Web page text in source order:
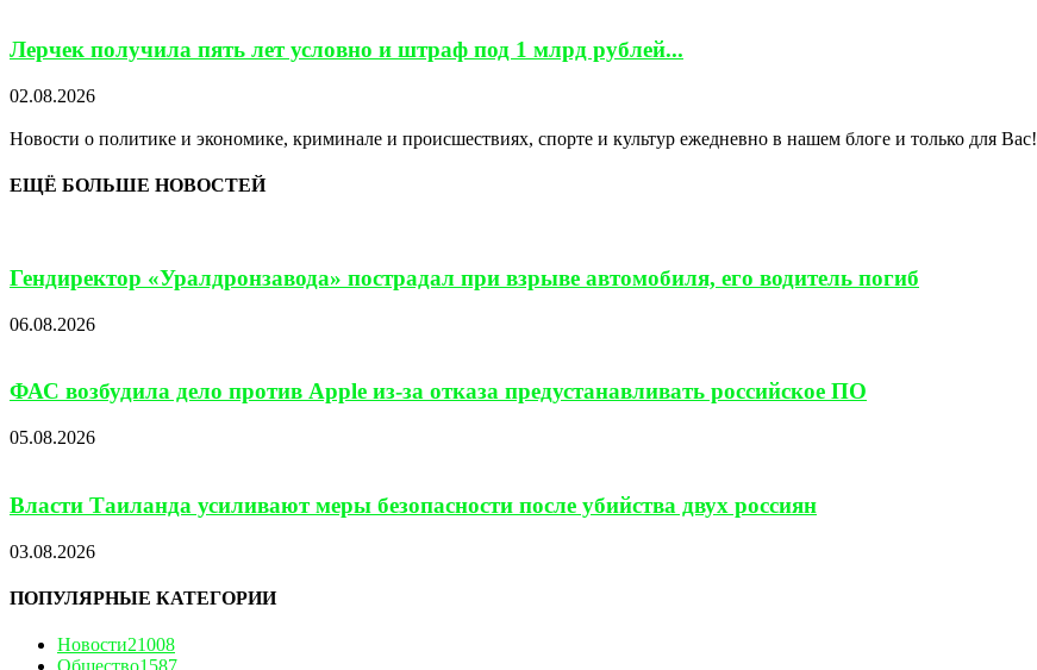
Лерчек получила пять лет условно и штраф под 1 млрд рублей...
02.08.2026
Новости о политике и экономике, криминале и происшествиях, спорте и культур ежедневно в нашем блоге и только для Вас!
ЕЩЁ БОЛЬШЕ НОВОСТЕЙ
Гендиректор «Уралдронзавода» пострадал при взрыве автомобиля, его водитель погиб
06.08.2026
ФАС возбудила дело против Apple из-за отказа предустанавливать российское ПО
05.08.2026
Власти Таиланда усиливают меры безопасности после убийства двух россиян
03.08.2026
ПОПУЛЯРНЫЕ КАТЕГОРИИ
Новости21008
Общество1587